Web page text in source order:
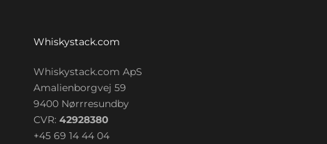
Whiskystack.com
Whiskystack.com ApS
Amalienborgvej 59
9400 Nørrresundby
CVR: 42928380
+45 69 14 44 04